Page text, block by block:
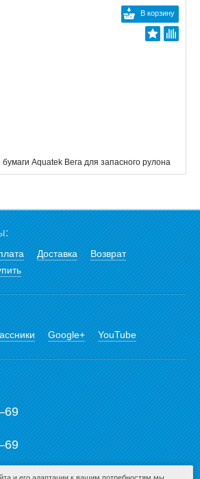
В корзину
Aquatek Вега для запасного рулона
Доставка
Возврат
Google+ YouTube